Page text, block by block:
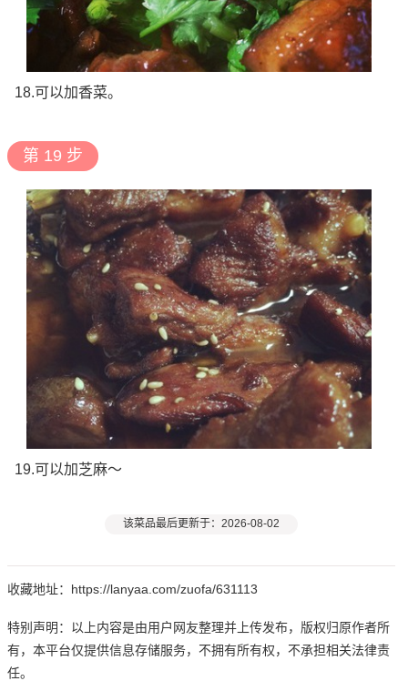
18.可以加香菜。
第 19 步
19.可以加芝麻～
该菜品最后更新于：2026-08-02
收藏地址：https://lanyaa.com/zuofa/631113
特别声明：以上内容是由用户网友整理并上传发布，版权归原作者所
有，本平台仅提供信息存储服务，不拥有所有权，不承担相关法律责
任。